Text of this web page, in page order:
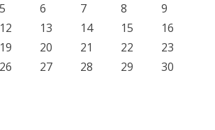
5 6 7 8
9
12 13 14 15
16
19 20 21 22
23
26 27 28 29
30